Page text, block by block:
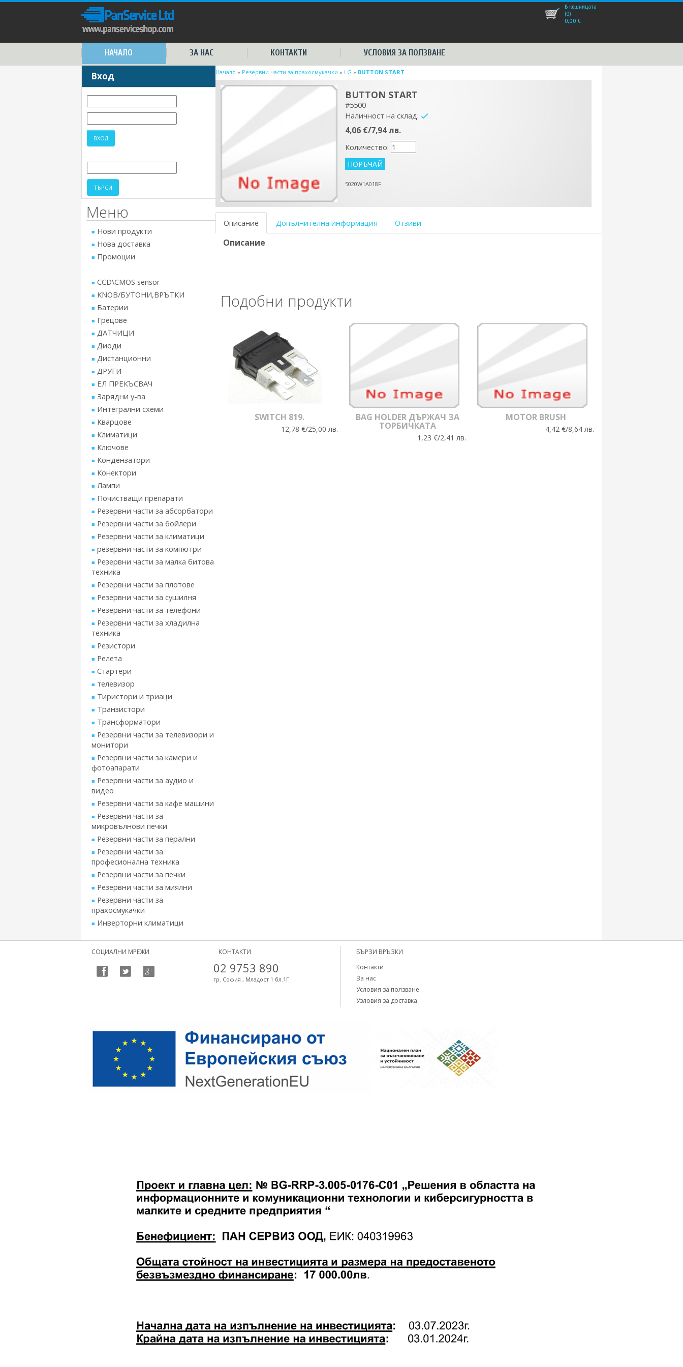
НАЧАЛО ЗА НАС КОНТАКТИ УСЛОВИЯ ЗА ПОЛЗВАНЕ
В кошницата
(0)
0,00 €
Вход
Меню
Нови продукти
Нова доставка
Промоции
CCD\CMOS sensor
KNOB/БУТОНИ,ВРЪТКИ
Батерии
Грецове
ДАТЧИЦИ
Диоди
Дистанционни
ДРУГИ
ЕЛ ПРЕКЪСВАЧ
Зарядни у-ва
Интегрални схеми
Кварцове
Климатици
Ключове
Кондензатори
Конектори
Лампи
Почистващи препарати
Резервни части за абсорбатори
Резервни части за бойлери
Резервни части за климатици
резервни части за компютри
Резервни части за малка битова
техника
Резервни части за плотове
Резервни части за сушилня
Резервни части за телефони
Резервни части за хладилна
техника
Резистори
Релета
Стартери
телевизор
Тиристори и триаци
Транзистори
Трансформатори
Резервни части за телевизори и
монитори
Резервни части за камери и
фотоапарати
Резервни части за аудио и
видео
Резервни части за кафе машини
Резервни части за
микровълнови печки
Резервни части за перални
Резервни части за
професионална техника
Резервни части за печки
Резервни части за миялни
Резервни части за
прахосмукачки
Инверторни климатици
Начало » Резервни части за прахосмукачки » LG » BUTTON START
BUTTON START
#5500
Наличност на склад:
4,06 €/7,94 лв.
Количество:
5020W1A018F
Описание Допълнителна информация Отзиви
Описание
Подобни продукти
SWITCH 819.
12,78 €/25,00 лв.
BAG HOLDER ДЪРЖАЧ ЗА
ТОРБИЧКАТА
1,23 €/2,41 лв.
MOTOR BRUSH
4,42 €/8,64 лв.
СОЦИАЛНИ МРЕЖИ КОНТАКТИ
02 9753 890
гр. София , Младост 1 бл.1Г
БЪРЗИ ВРЪЗКИ
Контакти
За нас
Условия за ползване
Узловия за доставка